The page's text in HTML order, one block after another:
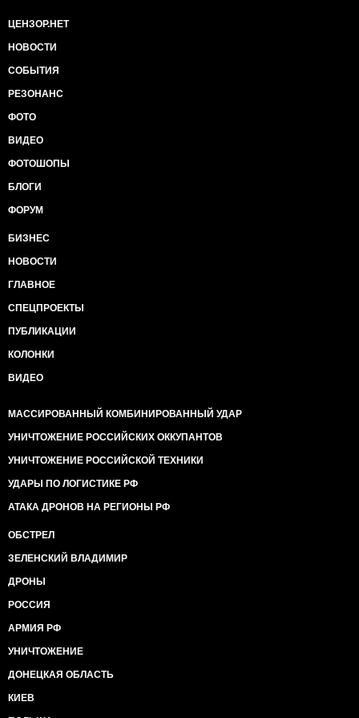
ЦЕНЗОР.НЕТ
НОВОСТИ
СОБЫТИЯ
РЕЗОНАНС
ФОТО
ВИДЕО
ФОТОШОПЫ
БЛОГИ
ФОРУМ
БИЗНЕС
НОВОСТИ
ГЛАВНОЕ
СПЕЦПРОЕКТЫ
ПУБЛИКАЦИИ
КОЛОНКИ
ВИДЕО
МАССИРОВАННЫЙ КОМБИНИРОВАННЫЙ УДАР
УНИЧТОЖЕНИЕ РОССИЙСКИХ ОККУПАНТОВ
УНИЧТОЖЕНИЕ РОССИЙСКОЙ ТЕХНИКИ
УДАРЫ ПО ЛОГИСТИКЕ РФ
АТАКА ДРОНОВ НА РЕГИОНЫ РФ
ОБСТРЕЛ
ЗЕЛЕНСКИЙ ВЛАДИМИР
ДРОНЫ
РОССИЯ
АРМИЯ РФ
УНИЧТОЖЕНИЕ
ДОНЕЦКАЯ ОБЛАСТЬ
КИЕВ